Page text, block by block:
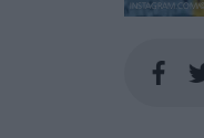
INSTAGRAM.COM/